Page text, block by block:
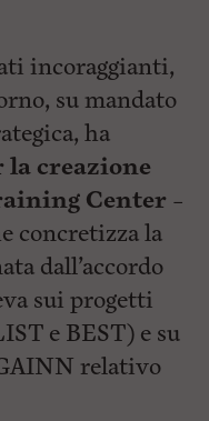
incoraggianti,
su mandato
ha
la creazione
Center –
concretizza la
dall’accordo
sui progetti
e BEST) e su
relativo